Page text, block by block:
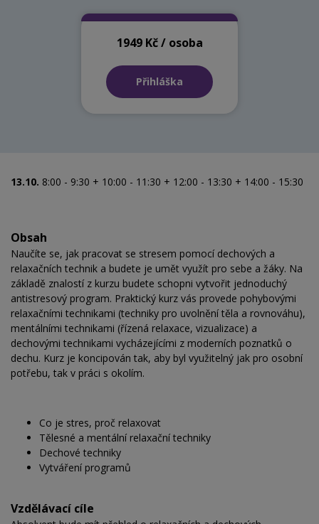
1949 Kč / osoba
Přihláška
13.10. 8:00 - 9:30 + 10:00 - 11:30 + 12:00 - 13:30 + 14:00 - 15:30
Obsah
Naučíte se, jak pracovat se stresem pomocí dechových a
relaxačních technik a budete je umět využít pro sebe a žáky. Na
základě znalostí z kurzu budete schopni vytvořit jednoduchý
antistresový program. Praktický kurz vás provede pohybovými
relaxačními technikami (techniky pro uvolnění těla a rovnováhu),
mentálními technikami (řízená relaxace, vizualizace) a
dechovými technikami vycházejícími z moderních poznatků o
dechu. Kurz je koncipován tak, aby byl využitelný jak pro osobní
potřebu, tak v práci s okolím.
Co je stres, proč relaxovat
Tělesné a mentální relaxační techniky
Dechové techniky
Vytváření programů
Vzdělávací cíle